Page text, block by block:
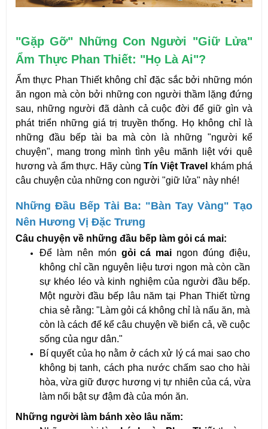
"Gặp Gỡ" Những Con Người "Giữ Lửa"
Ẩm Thực Phan Thiết: "Họ Là Ai"?
Ẩm thực Phan Thiết không chỉ đặc sắc bởi những món
ăn ngon mà còn bởi những con người thầm lặng đứng
sau, những người đã dành cả cuộc đời để giữ gìn và
phát triển những giá trị truyền thống. Họ không chỉ là
những đầu bếp tài ba mà còn là những "người kể
chuyện", mang trong mình tình yêu mãnh liệt với quê
hương và ẩm thực. Hãy cùng Tín Việt Travel
khám phá
câu chuyện của những con người "giữ lửa" này nhé!
Những Đầu Bếp Tài Ba: "Bàn Tay Vàng" Tạo
Nên Hương Vị Đặc Trưng
Câu chuyện về những đầu bếp làm gỏi cá mai:
Để làm nên món gỏi cá mai ngon đúng điệu,
không chỉ cần nguyên liệu tươi ngon mà còn cần
sự khéo léo và kinh nghiệm của người đầu bếp.
Một người đầu bếp lâu năm tại Phan Thiết từng
chia sẻ rằng: "Làm gỏi cá không chỉ là nấu ăn, mà
còn là cách để kể câu chuyện về biển cả, về cuộc
sống của ngư dân."
Bí quyết của họ nằm ở cách xử lý cá mai sao cho
không bị tanh, cách pha nước chấm sao cho hài
hòa, vừa giữ được hương vị tự nhiên của cá, vừa
làm nổi bật sự đậm đà của món ăn.
Những người làm bánh xèo lâu năm: